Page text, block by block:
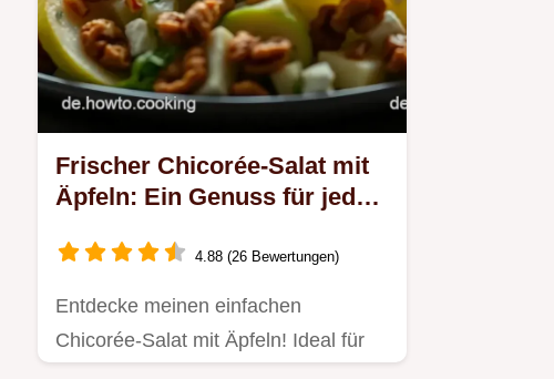
Frischer Chicorée-Salat mit
Äpfeln: Ein Genuss für jeden
4.88 (26 Bewertungen)
Entdecke meinen einfachen
Chicorée-Salat mit Äpfeln! Ideal für